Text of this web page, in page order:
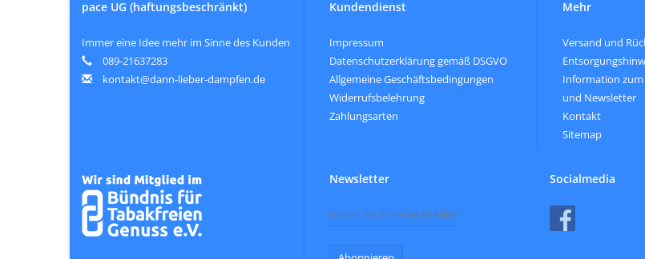
pace UG (haftungsbeschränkt)
Immer eine Idee mehr im Sinne des Kunden
089-21637283
kontakt@dann-lieber-dampfen.de
Kundendienst
Impressum
Datenschutzerklärung gemäß DSGVO
Allgemeine Geschäftsbedingungen
Widerrufsbelehrung
Zahlungsarten
Mehr
Versand und
Information zum
und Newsletter
Kontakt
Sitemap
Newsletter Socialmedia